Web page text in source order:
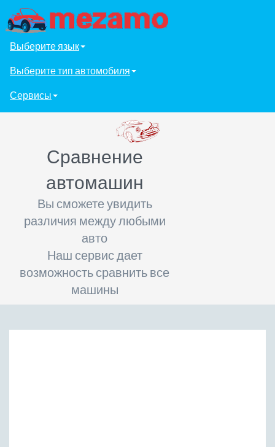
Выберите язык
Выберите тип автомобиля
Сервисы
Сравнение
автомашин
Вы сможете увидить
различия между любыми
авто
Наш сервис дает
возможность сравнить все
машины